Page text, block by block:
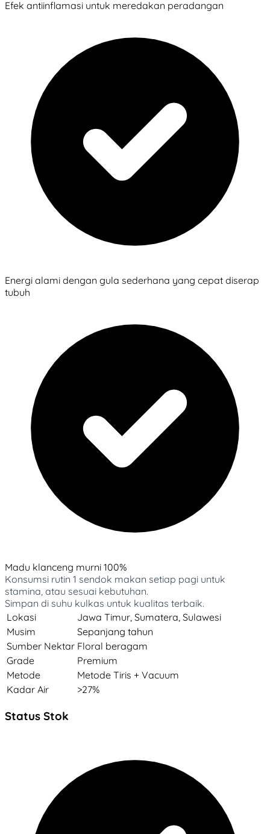
Efek antiinflamasi untuk meredakan peradangan
Energi alami dengan gula sederhana yang cepat diserap
tubuh
Madu klanceng murni 100%
Konsumsi rutin 1 sendok makan setiap pagi untuk
stamina, atau sesuai kebutuhan.
Simpan di suhu kulkas untuk kualitas terbaik.
Lokasi
Jawa Timur, Sumatera, Sulawesi
Musim
Sepanjang tahun
Sumber Nektar Floral beragam
Grade
Premium
Metode
Metode Tiris + Vacuum
Kadar Air
>27%
Status Stok